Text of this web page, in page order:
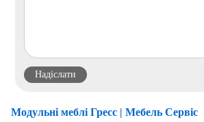
Модульні меблі Гресс | Мебель Сервіс